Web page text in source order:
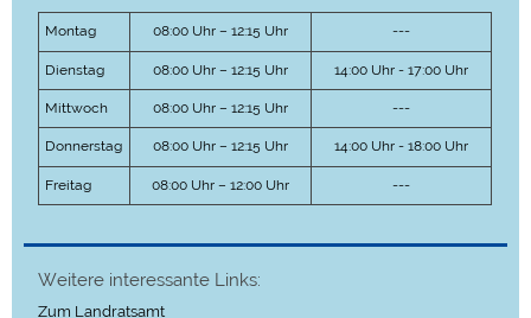
Montag 08:00 Uhr – 12:15 Uhr ---
Dienstag 08:00 Uhr – 12:15 Uhr 14:00 Uhr - 17:00 Uhr
Mittwoch 08:00 Uhr – 12:15 Uhr ---
Donnerstag 08:00 Uhr – 12:15 Uhr 14:00 Uhr - 18:00 Uhr
Freitag 08:00 Uhr – 12:00 Uhr ---
Weitere interessante Links:
Zum Landratsamt